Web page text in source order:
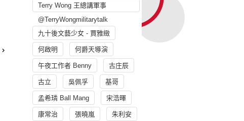
Terry Wong 王總講軍事
@TerryWongmilitarytalk
九十後文藝少女 - 賈雅緻
何啟明 何爵天導演
午夜工作者 Benny 古庄辰
古立 吳佩孚 基哥
孟希璘 Ball Mang 宋浩暉
康常治 張曉嵐 朱利安